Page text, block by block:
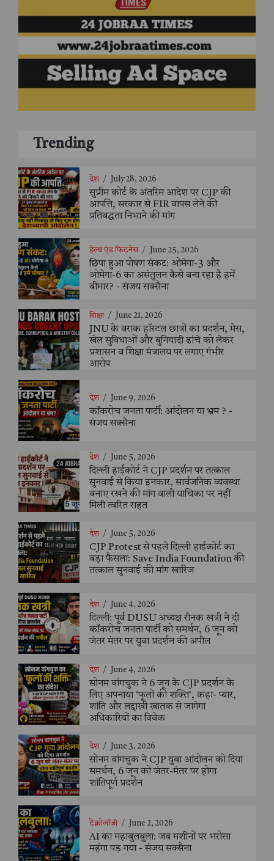
Trending
देश / July 28, 2026
सुप्रीम कोर्ट के अंतरिम आदेश पर CJP की
आपत्ति, सरकार से FIR वापस लेने की
प्रतिबद्धता निभाने की मांग
हेल्थ एंड फिटनेस / June 25, 2026
छिपा हुआ पोषण संकट: ओमेगा-3 और
ओमेगा-6 का असंतुलन कैसे बना रहा है हमें
बीमार? - संजय सक्सैना
शिक्षा / June 21, 2026
JNU के बराक हॉस्टल छात्रों का प्रदर्शन, मेस,
खेल सुविधाओं और बुनियादी ढांचे को लेकर
प्रशासन व शिक्षा मंत्रालय पर लगाए गंभीर
आरोप
देश / June 9, 2026
कॉकरोच जनता पार्टी: आंदोलन या भ्रम ? -
संजय सक्सैना
देश / June 5, 2026
दिल्ली हाईकोर्ट ने CJP प्रदर्शन पर तत्काल
सुनवाई से किया इनकार, सार्वजनिक व्यवस्था
बनाए रखने की मांग वाली याचिका पर नहीं
मिली त्वरित राहत
देश / June 5, 2026
CJP Protest से पहले दिल्ली हाईकोर्ट का
बड़ा फैसला: Save India Foundation की
तत्काल सुनवाई की मांग खारिज
देश / June 4, 2026
दिल्ली: पूर्व DUSU अध्यक्ष रौनक खत्री ने दी
कॉकरोच जनता पार्टी को समर्थन, 6 जून को
जंतर मंतर पर युवा प्रदर्शन की अपील
देश / June 4, 2026
सोनम वांगचुक ने 6 जून के CJP प्रदर्शन के
लिए अपनाया 'फूलों की शक्ति', कहा- प्यार,
शांति और लद्दाखी खातक से जागेगा
अधिकारियों का विवेक
देश / June 3, 2026
सोनम वांगचुक ने CJP युवा आंदोलन को दिया
समर्थन, 6 जून को जंतर-मंतर पर होगा
शांतिपूर्ण प्रदर्शन
टेक्नोलॉजी / June 2, 2026
AI का महाबुलबुला: जब मशीनों पर भरोसा
महंगा पड़ गया - संजय सक्सैना